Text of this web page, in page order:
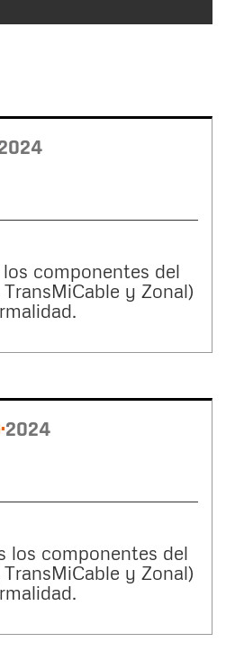
los componentes del
y Zonal)
2024
los componentes del
y Zonal)